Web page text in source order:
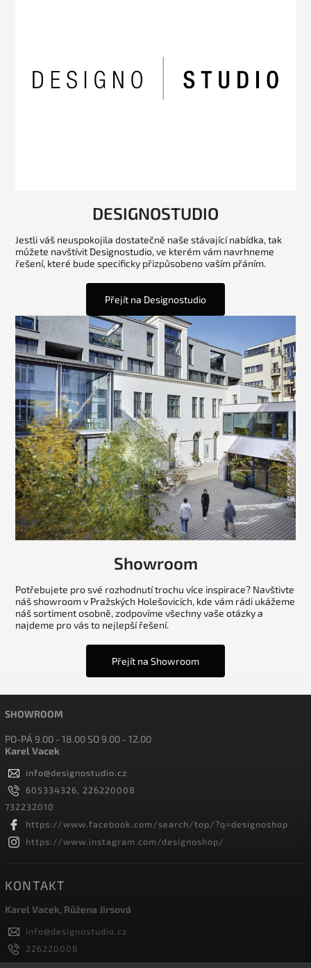
DESIGNOSTUDIO
Jestli váš neuspokojila dostatečně naše stávající nabídka, tak
můžete navštívit Designostudio, ve kterém vám navrhneme
řešení, které bude specificky přizpůsobeno vaším přáním.
Přejít na Designostudio
Showroom
Potřebujete pro své rozhodnutí trochu více inspirace? Navštivte
náš showroom v Pražských Holešovicích, kde vám rádi ukážeme
náš sortiment osobně, zodpovíme všechny vaše otázky a
najdeme pro vás to nejlepší řešení.
Přejít na Showroom
SHOWROOM
PO-PÁ 9.00 - 18.00 SO 9.00 - 12.00
Karel Vacek
info@designostudio.cz
605334326, 226220008
732232010
https://www.facebook.com/search/top/?q=designoshop
https://www.instagram.com/designoshop/
KONTAKT
Karel Vacek, Růžena Jirsová
info@designostudio.cz
226220008
605334326, 732232010